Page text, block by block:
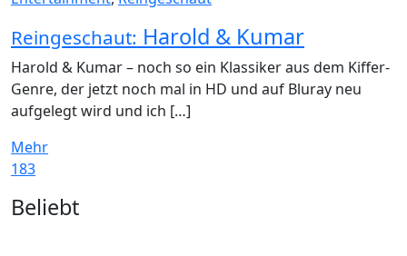
Reingeschaut: Harold & Kumar
Harold & Kumar – noch so ein Klassiker aus dem Kiffer-
Genre, der jetzt noch mal in HD und auf Bluray neu
aufgelegt wird und ich […]
Mehr
183
Widgets
Beliebt